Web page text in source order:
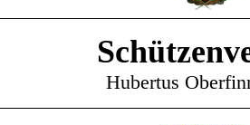
Hubertus